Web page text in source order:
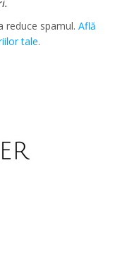
reduce spamul.Află
tale.